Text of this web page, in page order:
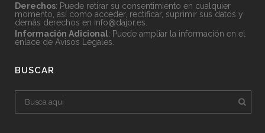
Derechos: Puede retirar su consentimiento en cualquier
momento, así como acceder, rectificar, suprimir sus datos y
demás derechos en info@dajor.es
Información Adicional: Puede ampliar la información en el
enlace de Avisos Legales
BUSCAR